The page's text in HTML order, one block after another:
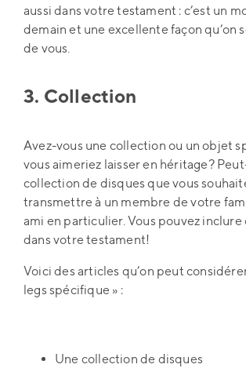
aussi dans votre testament : c’est un
demain et une excellente façon qu’on
de vous.
3. Collection
Avez-vous une collection ou un objet
vous aimeriez laisser en héritage?
collection de disques que vous
transmettre à un membre de votre
ami en particulier. Vous pouvez inclure
dans votre testament!
Voici des articles qu’on peut
legs spécifique » :
Une collection de disques